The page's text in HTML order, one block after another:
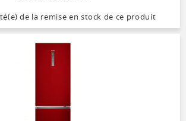
de la remise en stock de ce produit